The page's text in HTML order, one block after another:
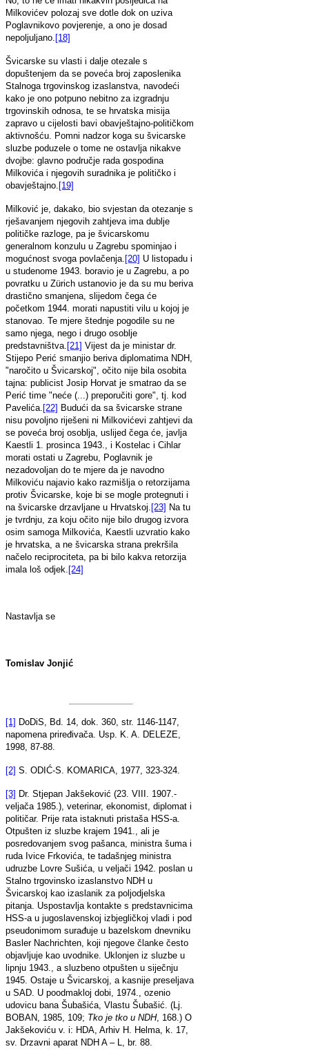
Milkovićev polozaj sve dotle dok on uziva
Poglavnikovo povjerenje, a ono je dosad
nepoljuljano. [18]
Švicarske su vlasti i dalje otezale s
dopuštenjem da se poveća broj zaposlenika
Stalnoga trgovinskog izaslanstva, navodeći
kako je ono potpuno nebitno za izgradnju
trgovinskih odnosa, te se hrvatska misija
zapravo u cijelosti bavi obavještajno-političkom
aktivnošću. Pomni nadzor koga su švicarske
sluzbe poduzele o tome ne ostavlja nikakve
dvojbe: glavno područje rada gospodina
Milkovića i njegovih suradnika je političko i
obavještajno. [19]
Milković je, dakako, bio svjestan da otezanje s
rješavanjem njegovih zahtjeva ima dublje
političke razloge, pa je švicarskomu
generalnom konzulu u Zagrebu spominjao i
mogućnost svoga povlačenja. [20] U listopadu i
u studenome 1943. boravio je u Zagrebu, a po
povratku u Zürich ustanovio je da su mu beriva
drastično smanjena, slijedom čega će
početkom 1944. morati napustiti vilu u kojoj je
stanovao. Te mjere štednje pogodile su ne
samo njega, nego i drugo osoblje
predstavništva. [21] Vijest da je ministar dr.
Stijepo Perić smanjio beriva diplomatima NDH,
"naročito u Švicarskoj", očito nije bila osobita
tajna: publicist Josip Horvat je smatrao da se
Perić time "neće (...) preporučiti gore", tj. kod
Pavelića. [22] Budući da sa švicarske strane
nisu povoljno riješeni ni Milkovićevi zahtjevi da
se poveća broj osoblja, uslijed čega će, javlja
Kaestli 1. prosinca 1943., i Kostelac i Cihlar
morati ostati u Zagrebu, Poglavnik je
nezadovoljan do te mjere da je navodno
Milkoviću najavio kako razmišlja o retorzijama
protiv Švicarske, koje bi se mogle protegnuti i
na švicarske drzavljane u Hrvatskoj. [23] Na tu
je tvrdnju, za koju očito nije bilo drugog izvora
osim samoga Milkovića, Kaestli uzvratio kako
je hrvatska, a ne švicarska strana prekršila
načelo reciprociteta, pa bi bilo kakva retorzija
imala loš odjek. [24]
Nastavlja se
Tomislav Jonjić
[1] DoDiS, Bd. 14, dok. 360, str. 1146-1147,
napomena priređivača. Usp. K. A. DELEZE,
1998, 87-88.
[2] S. ODIĆ-S. KOMARICA, 1977, 323-324.
[3] Dr. Stjepan Jakšeković (23. VIII. 1907.-
veljača 1985.), veterinar, ekonomist, diplomat i
političar. Prije rata istaknuti pristaša HSS-a.
Otpušten iz sluzbe krajem 1941., ali je
posredovanjem svog pašanca, ministra šuma i
ruda Ivice Frkovića, te tadašnjeg ministra
udruzbe Lovre Sušića, u veljači 1942. poslan u
Stalno trgovinsko izaslanstvo NDH u
Švicarskoj kao izaslanik za poljodjelska
pitanja. Uspostavlja kontakte s predstavnicima
HSS-a u jugoslavenskoj izbjegličkoj vladi i pod
pseudonimom surađuje u bazelskom dnevniku
Basler Nachrichten, koji njegove članke često
objavljuje kao uvodnike. Uklonjen iz sluzbe u
lipnju 1943., a sluzbeno otpušten u siječnju
1945. Ostaje u Švicarskoj, a kasnije preseljava
u SAD. U poodmakloj dobi, 1974., ozenio
udovicu bana Šubašića, Vlastu Šubašić. (Lj.
BOBAN, 1985, 109; Tko je tko u NDH, 168.) O
Jakšekoviću v. i: HDA, Arhiv H. Helma, k. 17,
sv. Drzavni aparat NDH A – L, br. 88.